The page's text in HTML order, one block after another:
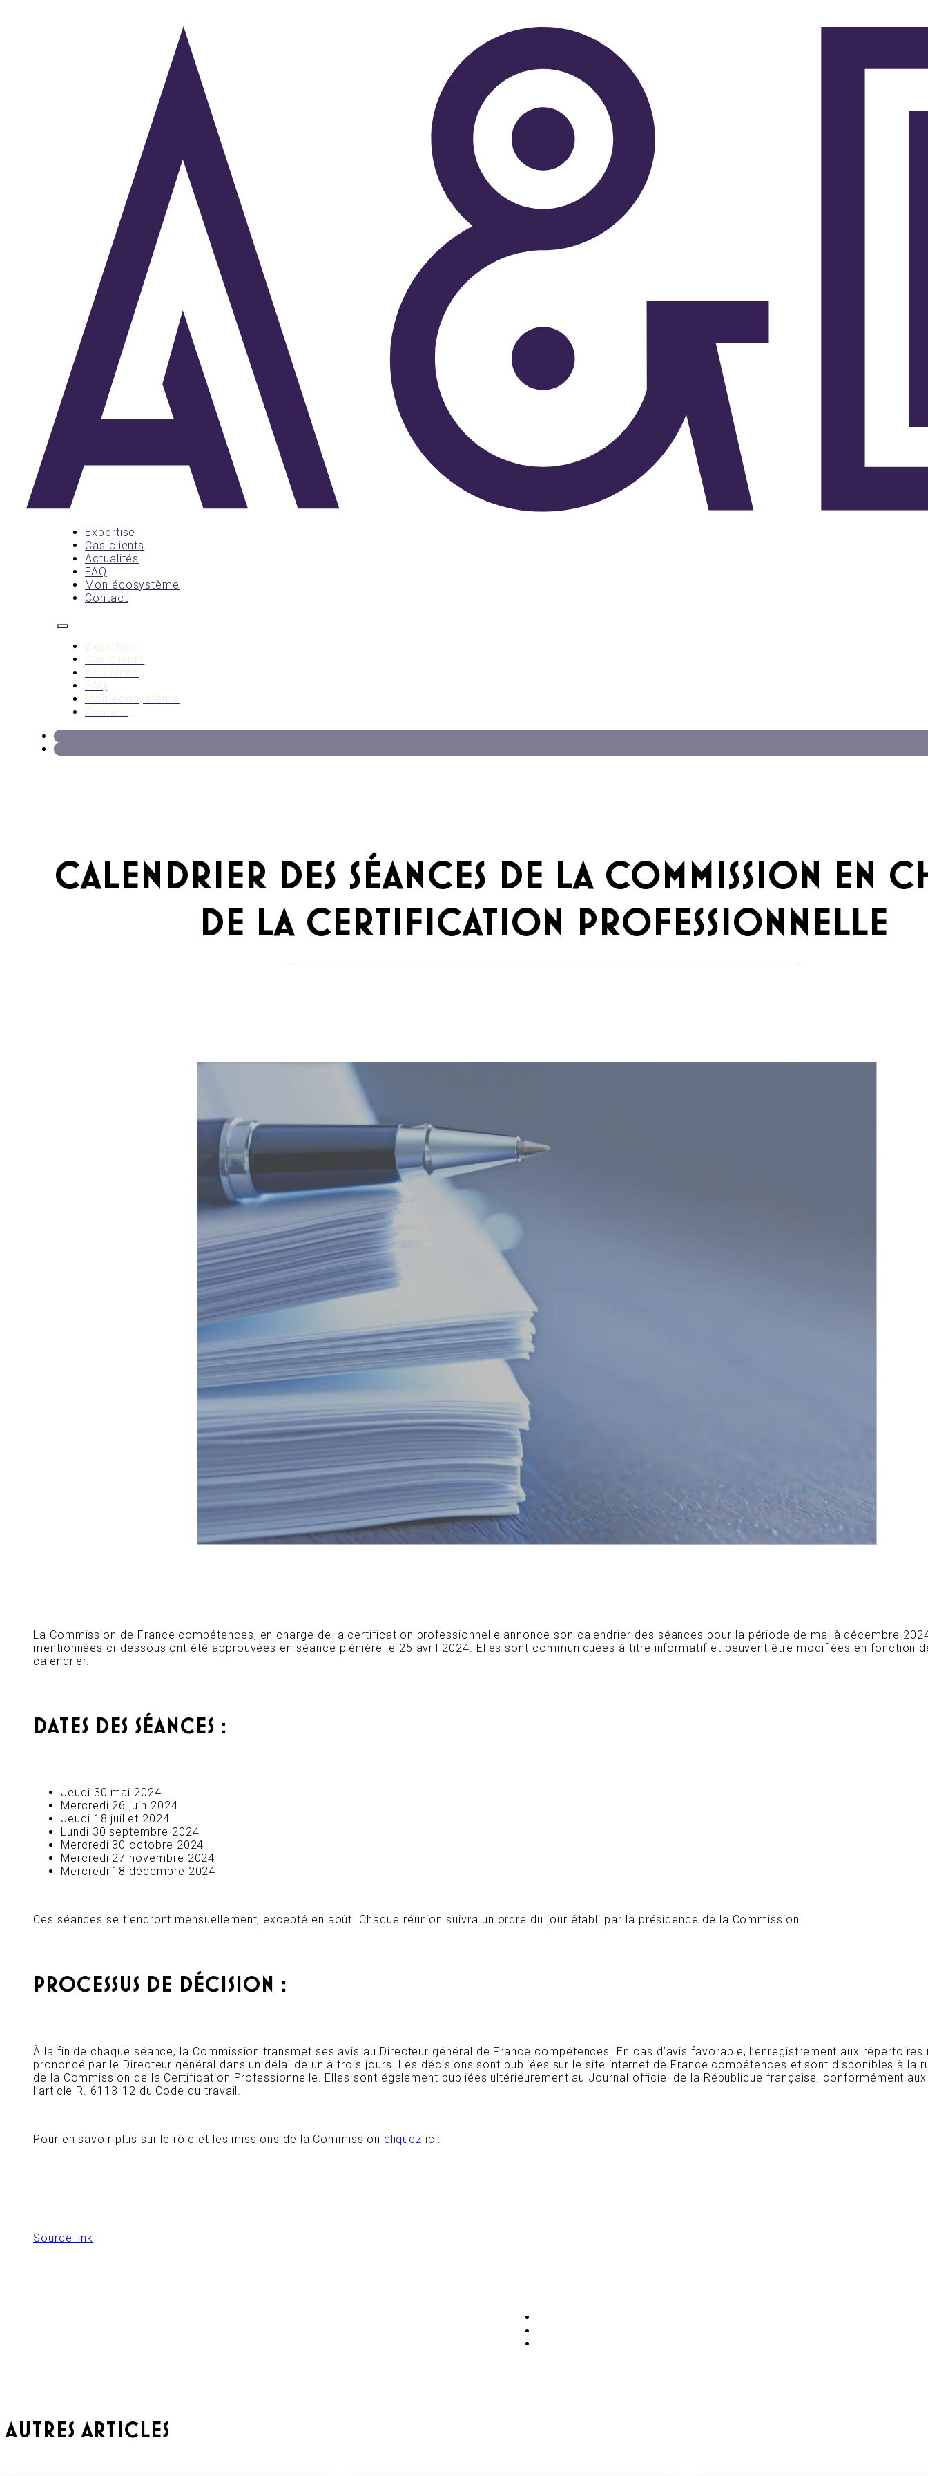
Expertise
Cas clients
Actualités
FAQ
Mon écosystème
Contact
Expertise
Cas clients
Actualités
FAQ
Mon écosystème
Contact
CALENDRIER DES SÉANCES DE LA COMMISSION EN
DE LA CERTIFICATION PROFESSIONNELLE
La Commission de France compétences, en charge de la certification professionnelle annonce son calendrier des séances pour la période de mai à décembre
mentionnées ci-dessous ont été approuvées en séance plénière le 25 avril 2024. Elles sont communiquées à titre informatif et peuvent être modifiées en fonction
calendrier.
DATES DES SÉANCES :
Jeudi 30 mai 2024
Mercredi 26 juin 2024
Jeudi 18 juillet 2024
Lundi 30 septembre 2024
Mercredi 30 octobre 2024
Mercredi 27 novembre 2024
Mercredi 18 décembre 2024
Ces séances se tiendront mensuellement, excepté en août. Chaque réunion suivra un ordre du jour établi par la présidence de la Commission.
PROCESSUS DE DÉCISION :
À la fin de chaque séance, la Commission transmet ses avis au Directeur général de France compétences. En cas d’avis favorable, l’enregistrement aux
prononcé par le Directeur général dans un délai de un à trois jours. Les décisions sont publiées sur le site internet de France compétences et sont disponibles à la
de la Commission de la Certification Professionnelle. Elles sont également publiées ultérieurement au Journal officiel de la République française, conformément
l’article R. 6113-12 du Code du travail.
Pour en savoir plus sur le rôle et les missions de la Commission cliquez ici.
Source link
AUTRES ARTICLES